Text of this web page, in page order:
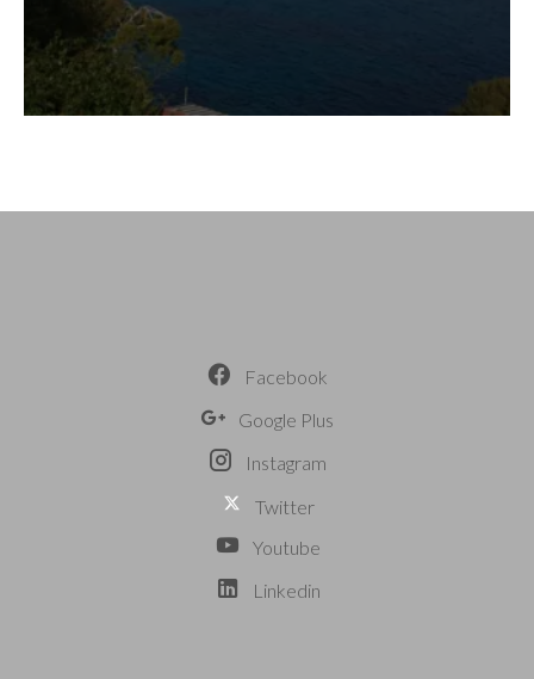
Facebook
Google Plus
Instagram
Twitter
Youtube
Linkedin